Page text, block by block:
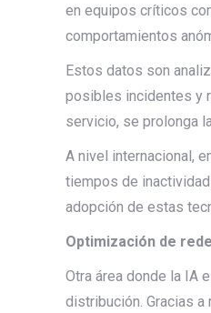
en equipos críticos
comportamientos
Estos datos son
posibles incidentes y
servicio, se prolonga
A nivel internacional,
tiempos de
adopción de estas
Optimización de
Otra área donde la IA
distribución. Gracias